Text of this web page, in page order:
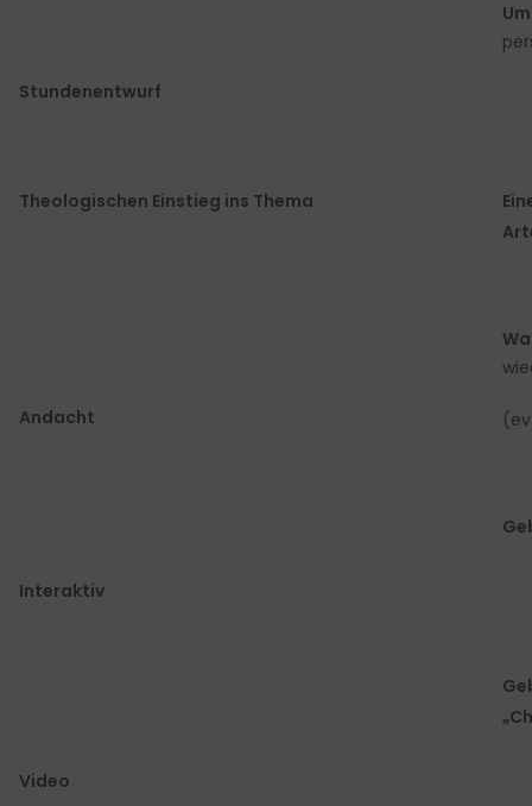
Stundenentwurf
Theologischen Einstieg ins Thema
Andacht
Interaktiv
Video